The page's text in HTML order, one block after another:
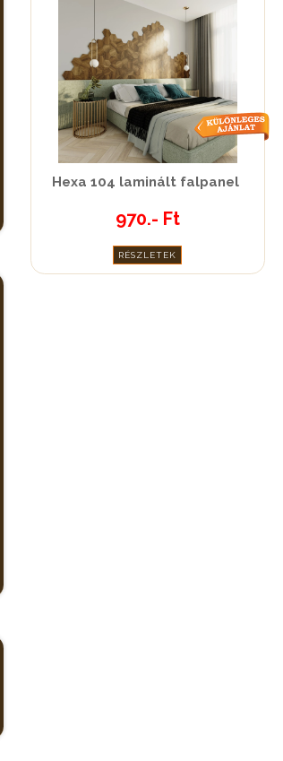
Hexa 104 laminált falpanel
970.- Ft
RÉSZLETEK